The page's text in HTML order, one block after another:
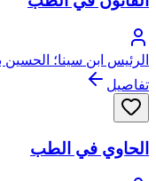
الرئيس ابن سينا؛
الملك
تفاصيل
الحاوي في الطب